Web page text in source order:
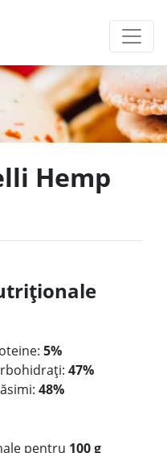
Hemp
5%
47%
48%
pentru 100 g